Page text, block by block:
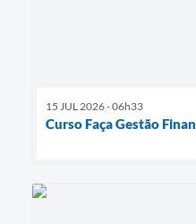
15 JUL 2026 - 06h33
Curso Faça Gestão